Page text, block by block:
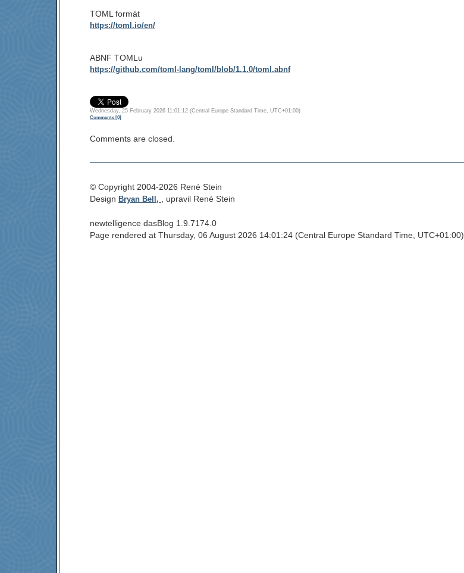
TOML formát
https://toml.io/en/
ABNF TOMLu
https://github.com/toml-lang/toml/blob/1.1.0/toml.abnf
Wednesday, 25 February 2026 11:01:12 (Central Europe Standard Time, UTC+01:00)
Comments [0]
Comments are closed.
© Copyright 2004-2026 René Stein
Design Bryan Bell, , upravil René Stein
newtelligence dasBlog 1.9.7174.0
Page rendered at Thursday, 06 August 2026 14:01:24 (Central Europe Standard Time, UTC+01:00)